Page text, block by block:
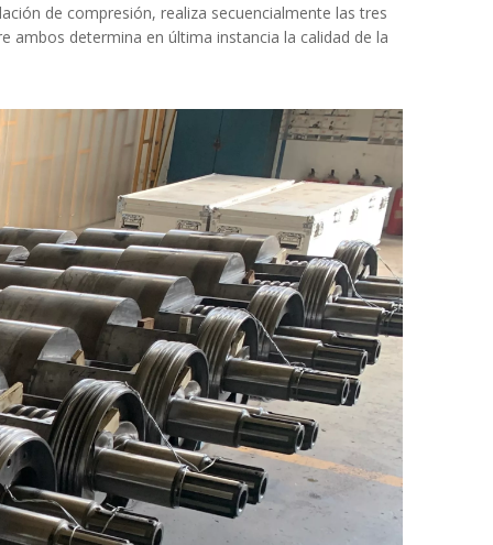
de compresión, realiza secuencialmente las tres
ambos determina en última instancia la calidad de la